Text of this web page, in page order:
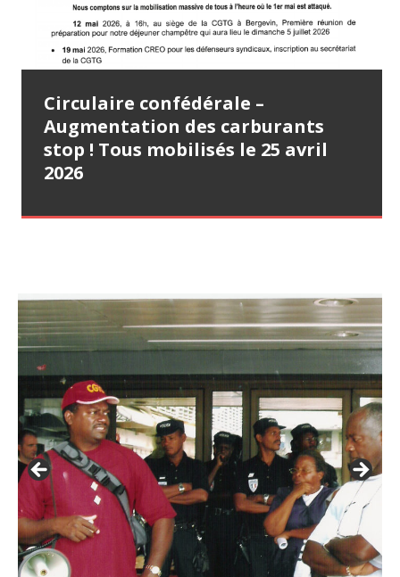
Lettre ouverte (31 juillet 2026)
Communiqué de presse CGTG – SAS
Distillerie Montébello – Ce n’est
pas une fatalité ! C’est une mise à
mort ! (29 juillet 2026)
Bilan simplifié exercice 2025
Circulaire confédérale –
Augmentation des carburants
stop ! Tous mobilisés le 25 avril
2026
Tract CGTG – Appel à la
mobilisation le samedi 25 avril
2026 (22 avril 2026)